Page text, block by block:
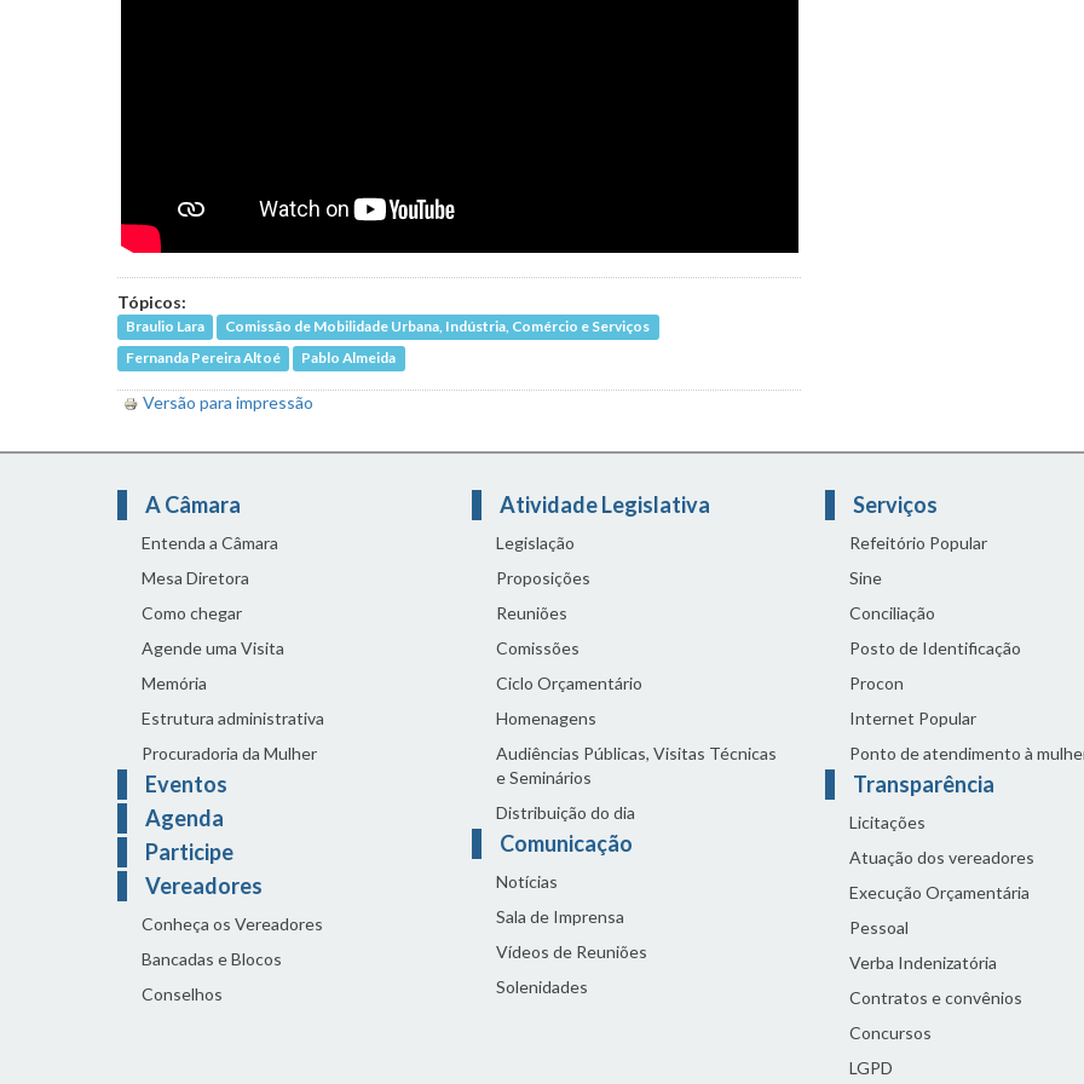
Tópicos:
Braulio Lara
Comissão de Mobilidade Urbana, Indústria, Comércio e Serviços
Fernanda Pereira Altoé
Pablo Almeida
Versão para impressão
A Câmara
Entenda a Câmara
Mesa Diretora
Como chegar
Agende uma Visita
Memória
Estrutura administrativa
Procuradoria da Mulher
Eventos
Agenda
Participe
Vereadores
Conheça os Vereadores
Bancadas e Blocos
Conselhos
Atividade Legislativa
Legislação
Proposições
Reuniões
Comissões
Ciclo Orçamentário
Homenagens
Audiências Públicas, Visitas Técnicas
e Seminários
Distribuição do dia
Comunicação
Notícias
Sala de Imprensa
Vídeos de Reuniões
Solenidades
Serviços
Refeitório Popular
Sine
Conciliação
Posto de Identificação
Procon
Internet Popular
Ponto de atendimento à
Transparência
Licitações
Atuação dos vereadores
Execução Orçamentária
Pessoal
Verba Indenizatória
Contratos e convênios
Concursos
LGPD